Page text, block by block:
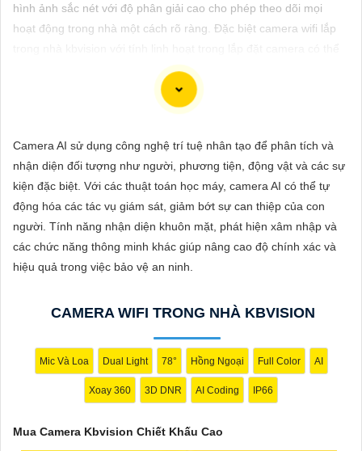
PHỤ
KIỆN
VẤN
DỊCH
VỤ
hình ảnh sắc nét với độ phân giải cao cho phép theo dõi mọi
hoạt động trong nhà một cách rõ ràng. Đặc biệt camera wifi lắp
bố trí ở nhiều vị trí như phòng khách, phòng ngủ, hoặc hành
lang đáp ứng nhu cầu giám sát toàn diện. Dịch vụ hậu mãi
KBVision uy tín đảm bảo sự an tâm cho người dùng.
Kbvision mang đến cho bạn hình ảnh chất lượng cao, rõ nét và
độ tin cậy cao. Đừng để bất kỳ sự cố nào xảy ra mà không có sự
giám sát chuyên nghiệp. Hãy đầu tư vào Camera Kbvision và
yên tâm bảo vệ gia đình và tài sản của bạn ngay hôm nay!"
Bạn có thể điều chỉnh và thêm vào nội dung trên để phù hợp với
Camera AI sử dụng công nghệ trí tuệ nhân tạo để phân tích và
nhận diện đối tượng như người, phương tiện, động vật và các sự
kiện đặc biệt. Với các thuật toán học máy, camera AI có thể tự
động hóa các tác vụ giám sát, giảm bớt sự can thiệp của con
người. Tính năng nhận diện khuôn mặt, phát hiện xâm nhập và
các chức năng thông minh khác giúp nâng cao độ chính xác và
hiệu quả trong việc bảo vệ an ninh.
CAMERA WIFI TRONG NHÀ KBVISION
Mic Và Loa Dual Light 78° Hồng Ngoại Full Color AI
Xoay 360 3D DNR AI Coding IP66
Mua Camera Kbvision Chiết Khấu Cao